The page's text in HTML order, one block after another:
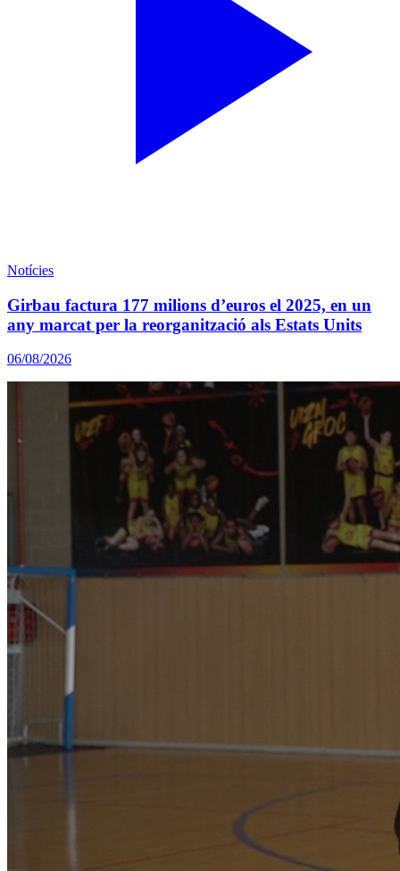
Notícies
Girbau factura 177 milions d’euros el 2025, en un
any marcat per la reorganització als Estats Units
06/08/2026